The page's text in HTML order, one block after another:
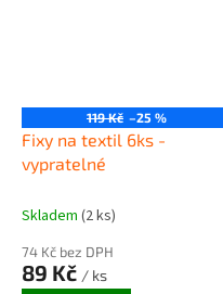
119 Kč –25 %
Fixy na textil 6ks -
vypratelné
Skladem (2 ks)
74 Kč bez DPH
89 Kč / ks